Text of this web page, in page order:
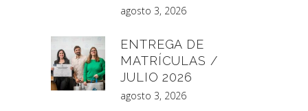
agosto 3, 2026
ENTREGA DE
MATRÍCULAS /
JULIO 2026
agosto 3, 2026